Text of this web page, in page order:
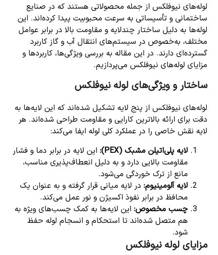
لوله‌های نیوفلکس از جمله محصولاتی هستند که در صنایع
ساختمانی و تأسیساتی به سرعت محبوبیت پیدا کرده‌اند. این
لوله‌ها به دلیل ساختار چندلایه و مقاومت بالا در برابر عوامل
مختلف، به‌خصوص در سیستم‌های انتقال آب و گاز کاربرد
گسترده‌ای دارند. در این مقاله به بررسی ویژگی‌ها، کاربردها و
مزایای لوله‌های نیوفلکس می‌پردازیم.
ساختار و ویژگی‌های لوله نیوفلکس
لوله‌های نیوفلکس از پنج لایه تشکیل شده‌اند که این لایه‌ها به
دقت برای ارائه بالاترین کارایی و مقاومت طراحی شده‌اند. هر
لایه نقش خاصی را در عملکرد کلی لوله ایفا می‌کند:
لایه پلی‌اتیلن مشبک (PEX):
این لایه در برابر دما و فشار
مقاومت بالایی دارد و به دلیل انعطاف‌پذیری مناسب،
مانع از ترک خوردگی می‌شود.
لایه آلومینیوم: در لایه میانی قرار گرفته و به عنوان یک
محافظ در برابر نفوذ اکسیژن و نور عمل می‌کند.
چسب مخصوص: این لایه‌ها به کمک چسب‌های ویژه به
هم متصل شده‌اند تا استحکام و انسجام لوله حفظ
شود.
مزایای لوله نیوفلکس